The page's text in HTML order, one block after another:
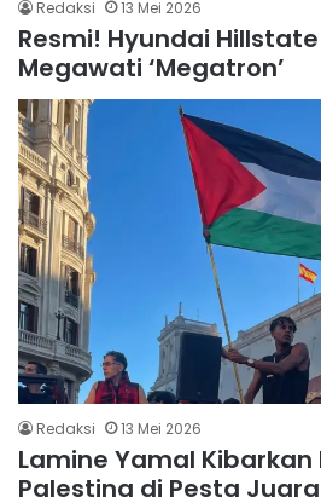
Redaksi 13 Mei 2026
Resmi! Hyundai
Megawati ‘Megatron’
Redaksi 13 Mei 2026
Lamine Yamal Kibarkan
Palestina di Pesta